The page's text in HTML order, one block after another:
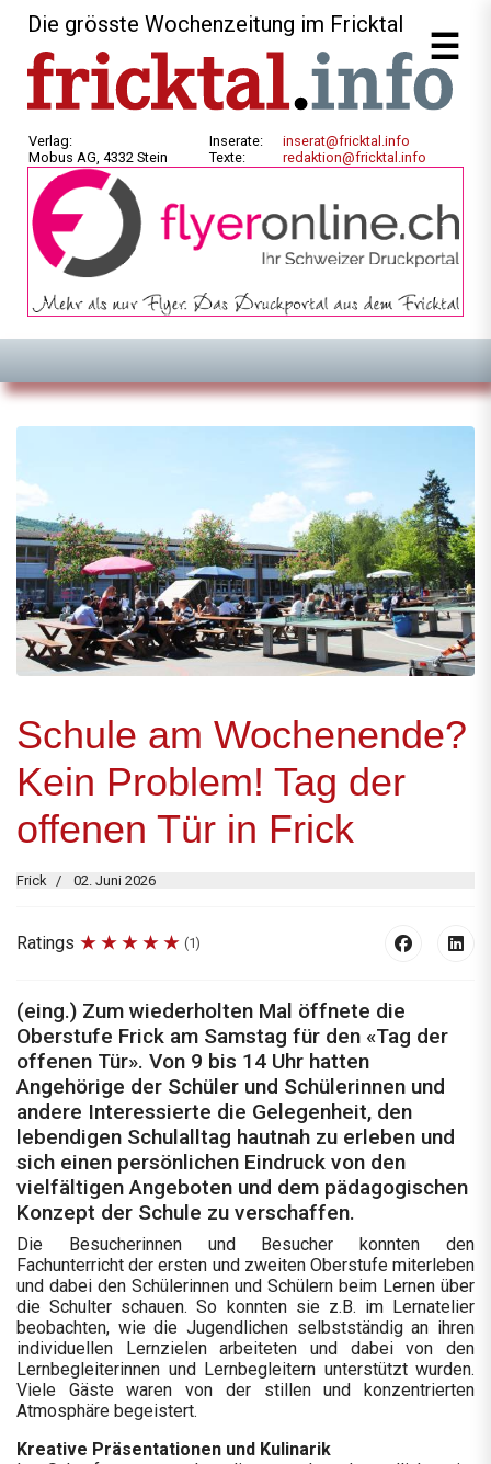
Die grösste Wochenzeitung im Fricktal
Verlag:
Mobus AG, 4332 Stein
Inserate:
Texte:
inserat@fricktal.info
redaktion@fricktal.info
Schule am Wochenende?
Kein Problem! Tag der
offenen Tür in Frick
Frick 02. Juni 2026
Ratings (1)
(eing.) Zum wiederholten Mal öffnete die
Oberstufe Frick am Samstag für den «Tag der
offenen Tür». Von 9 bis 14 Uhr hatten
Angehörige der Schüler und Schülerinnen und
andere Interessierte die Gelegenheit, den
lebendigen Schulalltag hautnah zu erleben und
sich einen persönlichen Eindruck von den
vielfältigen Angeboten und dem pädagogischen
Konzept der Schule zu verschaffen.
Die Besucherinnen und Besucher konnten den
Fachunterricht der ersten und zweiten Oberstufe miterleben
und dabei den Schülerinnen und Schülern beim Lernen über
die Schulter schauen. So konnten sie z.B. im Lernatelier
beobachten, wie die Jugendlichen selbstständig an ihren
individuellen Lernzielen arbeiteten und dabei von den
Lernbegleiterinnen und Lernbegleitern unterstützt wurden.
Viele Gäste waren von der stillen und konzentrierten
Atmosphäre begeistert.
Kreative Präsentationen und Kulinarik